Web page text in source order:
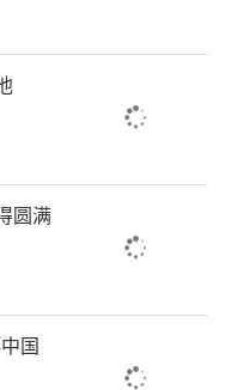
圆满
国